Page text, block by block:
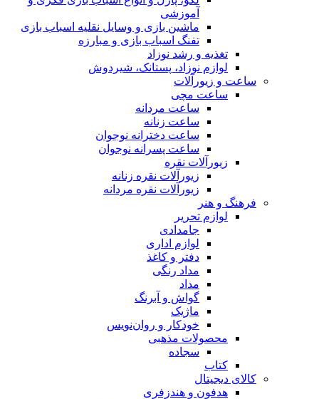
آموزشی
ماشین بازی و وسایل نقلیه اسباب بازی
تفنگ اسباب بازی و مبارزه
تغذیه و رشد نوزاد
لوازم نوزاد، پستانک، شیردوش
ساعت و زیور‌آلات
ساعت مچی
ساعت مردانه
ساعت زنانه
ساعت دخترانه نوجوان
ساعت پسرانه نوجوان
زیورآلات نقره
زیورآلات نقره زنانه
زیورآلات نقره مردانه
فرهنگ و هنر
لوازم تحریر
جامدادی
لوازم اداری
دفتر و کاغذ
مداد رنگی
مداد
گواش و آبرنگ
ماژیک
خودکار و روان‌نویس
محصولات مذهبی
سجاده
کتاب
کالای دیجیتال
هدفون و هندزفری